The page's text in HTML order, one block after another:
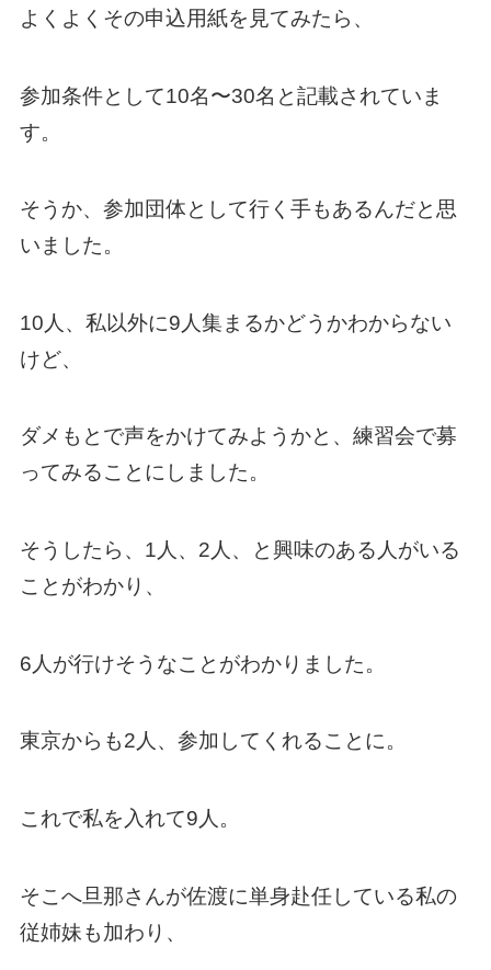
よくよくその申込用紙を見てみたら、
参加条件として10名〜30名と記載されていま
す。
そうか、参加団体として行く手もあるんだと思
いました。
10人、私以外に9人集まるかどうかわからない
けど、
ダメもとで声をかけてみようかと、練習会で募
ってみることにしました。
そうしたら、1人、2人、と興味のある人がいる
ことがわかり、
6人が行けそうなことがわかりました。
東京からも2人、参加してくれることに。
これで私を入れて9人。
そこへ旦那さんが佐渡に単身赴任している私の
従姉妹も加わり、